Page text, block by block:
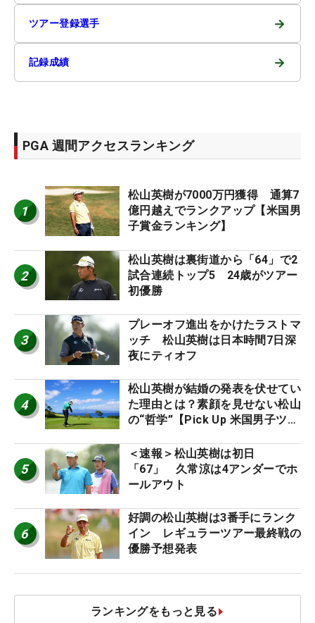
ツアー登録選手 →
記録成績 →
PGA 週間アクセスランキング
1
松山英樹が7000万円獲得 通算7
億円越えでランクアップ【米国男
子賞金ランキング】
2
松山英樹は裏街道から「64」で2
試合連続トップ5 24歳がツアー
初優勝
3
プレーオフ進出をかけたラストマ
ッチ 松山英樹は日本時間7日深
夜にティオフ
4
松山英樹が結婚の発表を伏せてい
た理由とは？素顔を見せない松山
の“哲学”【Pick Up 米国男子ツア
5
＜速報＞松山英樹は初日
「67」 久常涼は4アンダーでホ
ールアウト
6
好調の松山英樹は3番手にランク
イン レギュラーツアー最終戦の
優勝予想発表
ランキングをもっと見る